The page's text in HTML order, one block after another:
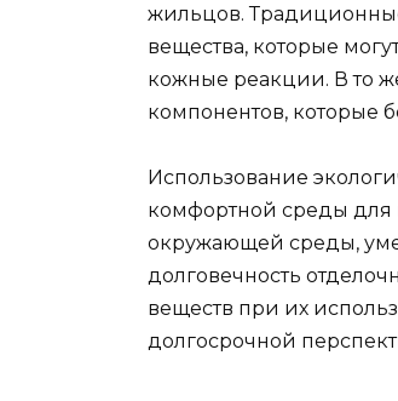
жильцов.
вещества, которые
кожные реакции. В то
компонентов, которые
Использование
комфортной среды для
окружающей среды,
долговечность
веществ при их
долгосрочной